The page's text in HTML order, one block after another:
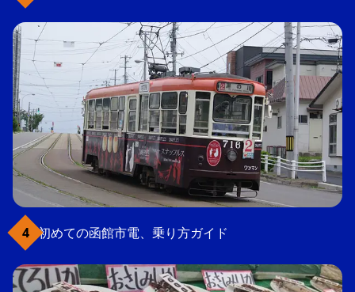
初めての函館市電、乗り方ガイド